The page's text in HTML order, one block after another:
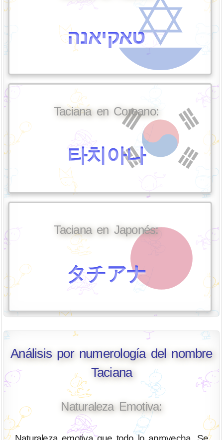
טאקיאנה
Taciana en Coreano:
타치아나
Taciana en Japonés:
タチアナ
Análisis por numerología del nombre
Taciana
Naturaleza Emotiva: